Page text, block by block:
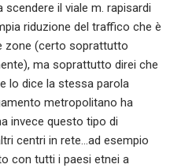
il viale m. rapisardi
riduzione del traffico che è
zone (certo soprattutto
ma soprattutto direi che
lo dice la stessa parola
metropolitano ha
invece questo tipo di
centri in rete…ad esempio
con tutti i paesi etnei a